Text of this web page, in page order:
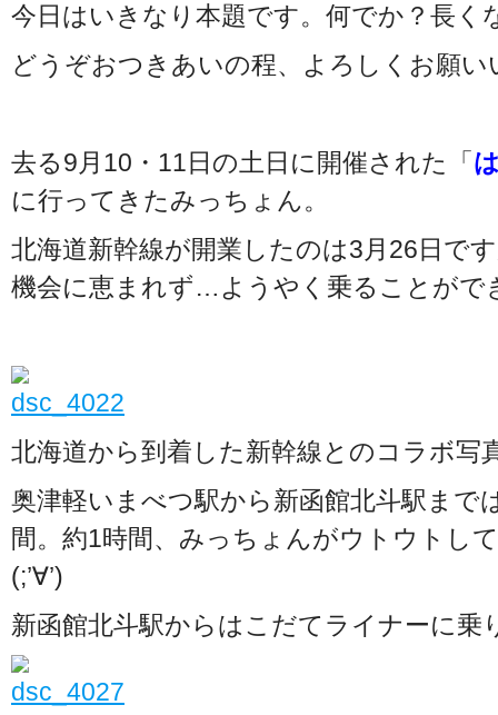
今日はいきなり本題です。何でか？長く
どうぞおつきあいの程、よろしくお願
去る9月10・11日の土日に開催された「
に行ってきたみっちょん。
北海道新幹線が開業したのは3月26日で
機会に恵まれず…ようやく乗ることがで
北海道から到着した新幹線とのコラボ写
奥津軽いまべつ駅から新函館北斗駅まで
間。約1時間、みっちょんがウトウトし
(;’∀’)
新函館北斗駅からはこだてライナーに乗